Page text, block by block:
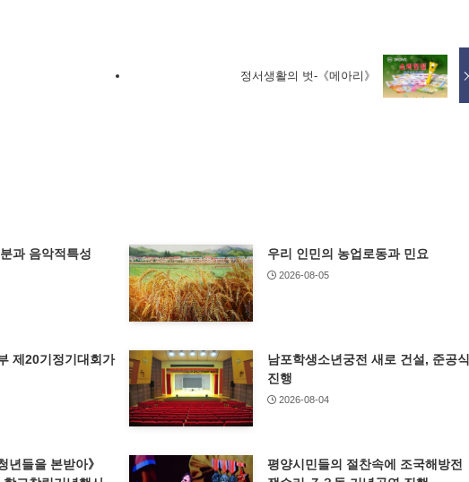
정서생활의 벗-《메아리》
과 음악적특성 우리 인민의 농업로동과 민요
2026-08-05
제20기정기대회가
남포학생소년궁전 새로 건설, 준공식
진행
2026-08-04
년들을 본받아》
평양시민들의 절찬속에 조국해방전